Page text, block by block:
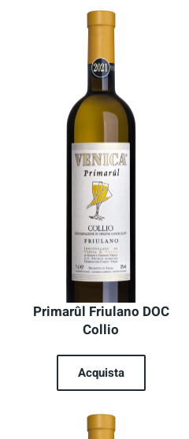
Primarûl Friulano DOC
Collio
Acquista